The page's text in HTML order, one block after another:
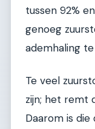
tussen 92%
genoeg
ademhaling
Te veel
zijn; het remt
Daarom is die